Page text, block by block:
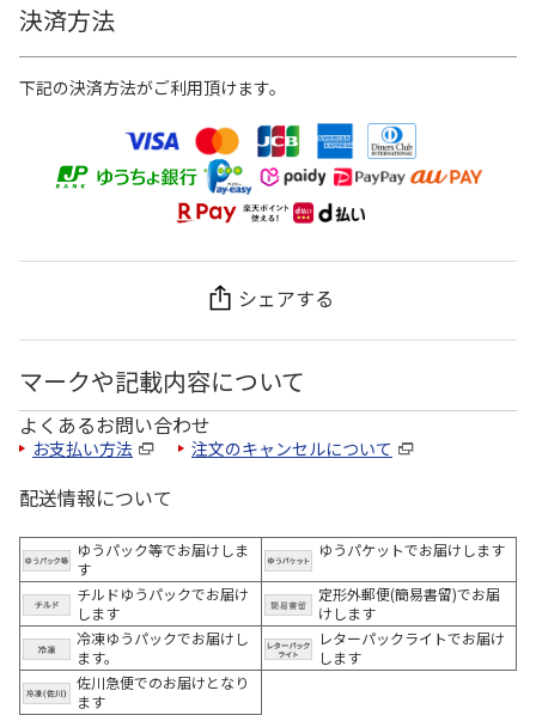
決済方法
下記の決済方法がご利用頂けます。
シェアする
マークや記載内容について
よくあるお問い合わせ
お支払い方法 注文のキャンセルについて
配送情報について
ゆうパック等でお届けしま
す
ゆうパケットでお届けします
チルドゆうパックでお届け
します
定形外郵便(簡易書留)でお届
けします
冷凍ゆうパックでお届けし
ます。
レターパックライトでお届け
します
佐川急便でのお届けとなり
ます